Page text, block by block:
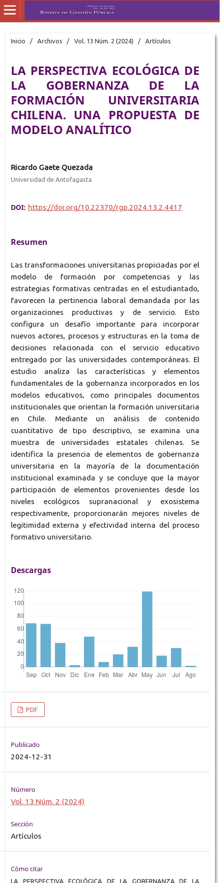
Inicio / Archivos / Vol. 13 Núm. 2 (2024) / Artículos
LA PERSPECTIVA ECOLÓGICA DE
LA GOBERNANZA DE LA
FORMACIÓN UNIVERSITARIA
CHILENA. UNA PROPUESTA DE
MODELO ANALÍTICO
Ricardo Gaete Quezada
Universidad de Antofagasta
DOI: https://doi.org/10.22370/rgp.2024.13.2.4417
Resumen
Las transformaciones universitarias propiciadas por el
modelo de formación por competencias y las
estrategias formativas centradas en el estudiantado,
favorecen la pertinencia laboral demandada por las
organizaciones productivas y de servicio. Esto
configura un desafío importante para incorporar
nuevos actores, procesos y estructuras en la toma de
decisiones relacionada con el servicio educativo
entregado por las universidades contemporáneas. El
estudio analiza las características y elementos
fundamentales de la gobernanza incorporados en los
modelos educativos, como principales documentos
institucionales que orientan la formación universitaria
en Chile. Mediante un análisis de contenido
cuantitativo de tipo descriptivo, se examina una
muestra de universidades estatales chilenas. Se
identifica la presencia de elementos de gobernanza
universitaria en la mayoría de la documentación
institucional examinada y se concluye que la mayor
participación de elementos provenientes desde los
niveles ecológicos supranacional y exosistema
respectivamente, proporcionarán mejores niveles de
legitimidad externa y efectividad interna del proceso
formativo universitario.
Descargas
PDF
Publicado
2024-12-31
Número
Vol. 13 Núm. 2 (2024)
Sección
Artículos
Cómo citar
LA PERSPECTIVA ECOLÓGICA DE LA GOBERNANZA DE LA